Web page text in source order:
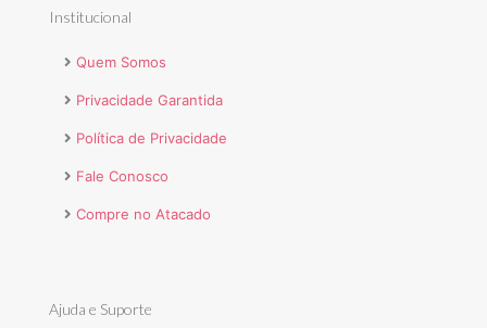
Institucional
Quem Somos
Privacidade Garantida
Política de Privacidade
Fale Conosco
Compre no Atacado
Ajuda e Suporte